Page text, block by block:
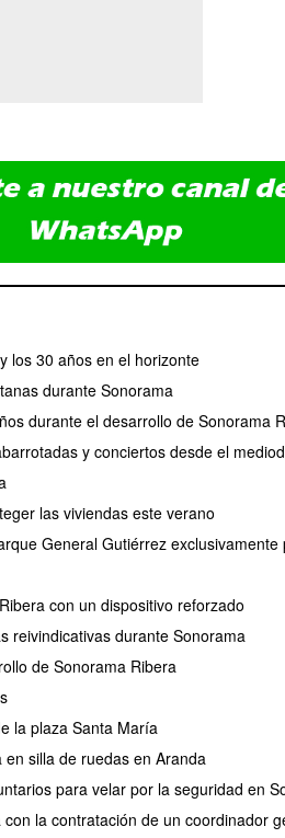
los 30 años en el horizonte
durante Sonorama
durante el desarrollo de Sonorama
y conciertos desde el
las viviendas este verano
General Gutiérrez exclusivamente
con un dispositivo reforzado
reivindicativas durante Sonorama
de Sonorama Ribera
la plaza Santa María
silla de ruedas en Aranda
para velar por la seguridad en
la contratación de un coordinador